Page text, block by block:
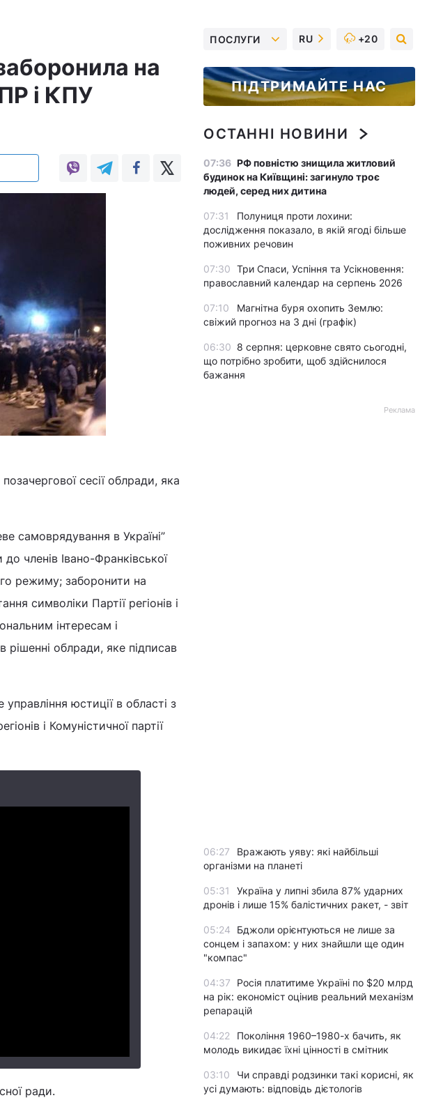
на
і КПУ
сесії облради, яка
самоврядування в Україні”
членів Івано-Франківської
режиму; заборонити на
символіки Партії регіонів і
інтересам і
облради, яке підписав
юстиції в області з
і Комуністичної партії
ради.
ПОСЛУГИ RU +20
ПІДТРИМАЙТЕ НАС
ОСТАННІ НОВИНИ
07:36 РФ повністю знищила житловий
будинок на Київщині: загинуло троє
людей, серед них дитина
07:31
Полуниця проти лохини:
дослідження показало, в якій ягоді більше
поживних речовин
07:30 Три Спаси, Успіння та Усікновення:
православний календар на серпень 2026
07:10
Магнітна буря охопить Землю:
свіжий прогноз на 3 дні (графік)
06:30 8 серпня: церковне свято сьогодні,
що потрібно зробити, щоб здійснилося
бажання
Реклама
06:27
Вражають уяву: які найбільші
організми на планеті
05:31
Україна у липні збила 87% ударних
дронів і лише 15% балістичних ракет, - звіт
05:24
Бджоли орієнтуються не лише за
сонцем і запахом: у них знайшли ще один
"компас"
04:37
Росія платитиме Україні по $20 млрд
на рік: економіст оцінив реальний механізм
репарацій
04:22
Покоління 1960–1980-х бачить, як
молодь викидає їхні цінності в смітник
03:10
Чи справді родзинки такі корисні, як
усі думають: відповідь дієтологів